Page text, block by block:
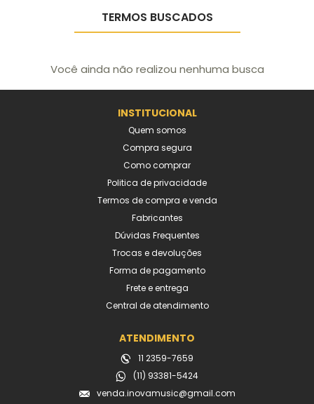
TERMOS BUSCADOS
Você ainda não realizou nenhuma busca
INSTITUCIONAL
Quem somos
Compra segura
Como comprar
Politica de privacidade
Termos de compra e venda
Fabricantes
Dúvidas Frequentes
Trocas e devoluções
Forma de pagamento
Frete e entrega
Central de atendimento
ATENDIMENTO
11 2359-7659
(11) 93381-5424
venda.inovamusic@gmail.com